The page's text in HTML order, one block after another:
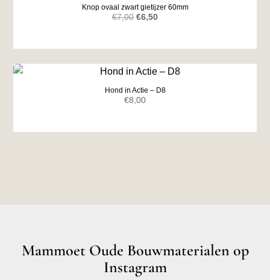
Knop ovaal zwart gietijzer 60mm
€7,00 Oorspronkelijke
was:
€7,00.
€6,50Huidige
is:
€6,50.
Hond in Actie – D8
€8,00
Mammoet Oude Bouwmaterialen op
Instagram